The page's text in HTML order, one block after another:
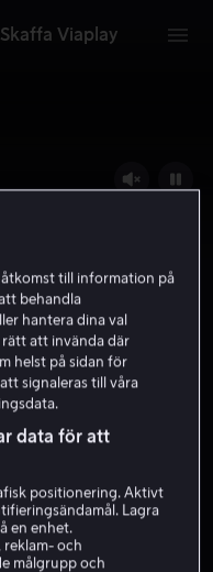
Skaffa Viaplay
1 h 25 min
till information på
behandla
hantera dina val
rätt att invända där
helst på sidan för
signaleras till våra
data för att
positionering. Aktivt
Lagra
en enhet.
reklam- och
målgrupp och